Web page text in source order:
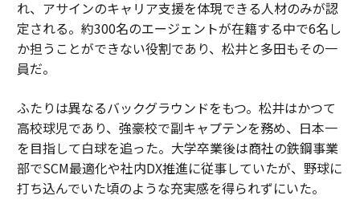
れ、アサインのキャリア支援を体現できる人材のみが認
定される。約300名のエージェントが在籍する中で6名し
か担うことができない役割であり、松井と多田もその一
員だ。
ふたりは異なるバックグラウンドをもつ。松井はかつて
高校球児であり、強豪校で副キャプテンを務め、日本一
を目指して白球を追った。大学卒業後は商社の鉄鋼事業
部でSCM最適化や社内DX推進に従事していたが、野球に
打ち込んでいた頃のような充実感を得られずにいた。